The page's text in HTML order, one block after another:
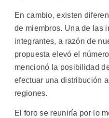
En cambio, existen
de miembros. Una de las
integrantes, a razón de
propuesta elevó el
mencionó la posibilidad
efectuar una distribución
regiones.
El foro se reuniría por lo